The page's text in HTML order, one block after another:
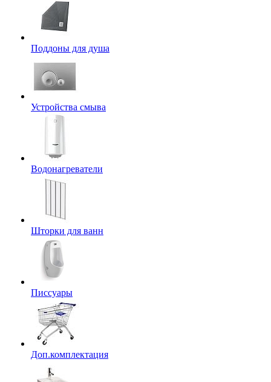
Поддоны для душа
Устройства смыва
Водонагреватели
Шторки для ванн
Писсуары
Доп.комплектация